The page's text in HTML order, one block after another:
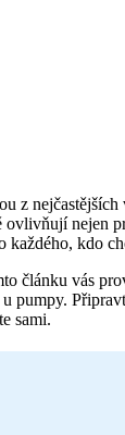
z
nejen
kdo
článku vás
pumpy.
sami.